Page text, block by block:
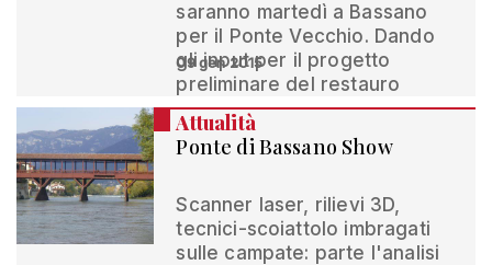
saranno martedì a Bassano
per il Ponte Vecchio. Dando
gli input per il progetto
preliminare del restauro
09 gen 2015
Attualità
Ponte di Bassano Show
Scanner laser, rilievi 3D,
tecnici-scoiattolo imbragati
sulle campate: parte l'analisi